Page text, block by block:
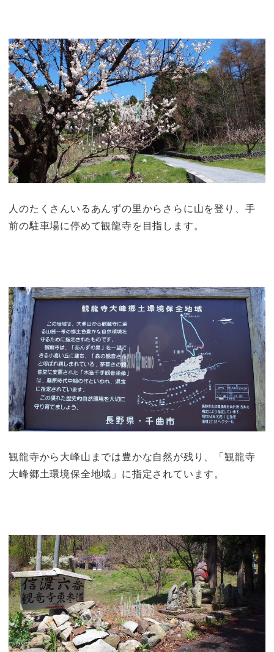
人のたくさんいるあんずの里からさらに山を登り、手
前の駐車場に停めて観龍寺を目指します。
観龍寺から大峰山までは豊かな自然が残り、「観龍寺
大峰郷土環境保全地域」に指定されています。